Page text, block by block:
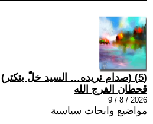
(5) (صدام نريده… السيد خلّ يتكتر)
قحطان الفرج الله
2026 / 8 / 9
مواضيع وابحاث سياسية